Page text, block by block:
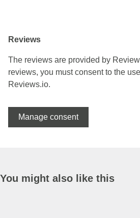
Reviews
The reviews are provided by
reviews, you must consent to the
Reviews.io.
Manage consent
You might also like this